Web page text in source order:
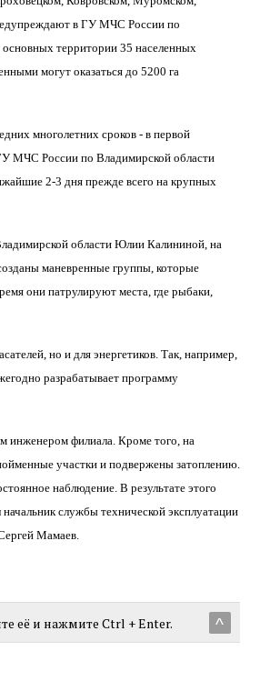
в ГУ МЧС России по
территории 35 населенных
могут оказаться до 5200 га
многолетних сроков - в первой
ГУ МЧС России по Владимирской области
2-3 дня прежде всего на крупных
области Юлии Калининой, на
маневренные группы, которые
они патрулируют места, где рыбаки,
но и для энергетиков. Так, например,
разрабатывает программу
инженером филиала. Кроме того, на
участки и подвержены затоплению.
наблюдение. В результате этого
службы технической эксплуатации
Мамаев.
^
её и нажмите Ctrl + Enter.